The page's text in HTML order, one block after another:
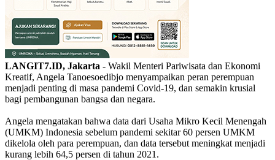
LANGIT7.ID, Jakarta - Wakil Menteri Pariwisata dan Ekonomi
Kreatif, Angela Tanoesoedibjo menyampaikan peran perempuan
menjadi penting di masa pandemi Covid-19, dan semakin krusial
bagi pembangunan bangsa dan negara.
Angela mengatakan bahwa data dari Usaha Mikro Kecil Menengah
(UMKM) Indonesia sebelum pandemi sekitar 60 persen UMKM
dikelola oleh para perempuan, dan data tersebut meningkat menjadi
kurang lebih 64,5 persen di tahun 2021.